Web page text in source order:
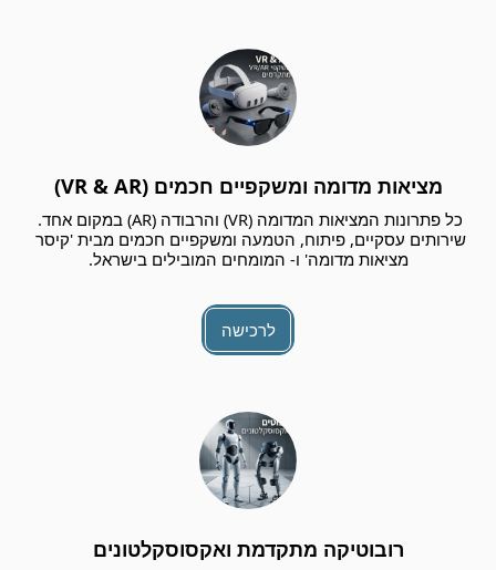
מציאות מדומה ומשקפיים חכמים (VR & AR)
כל פתרונות המציאות המדומה (VR) והרבודה (AR) במקום אחד.
שירותים עסקיים, פיתוח, הטמעה ומשקפיים חכמים מבית 'קיסר
מציאות מדומה' ו- המומחים המובילים בישראל.
לרכישה
רובוטיקה מתקדמת ואקסוסקלטונים